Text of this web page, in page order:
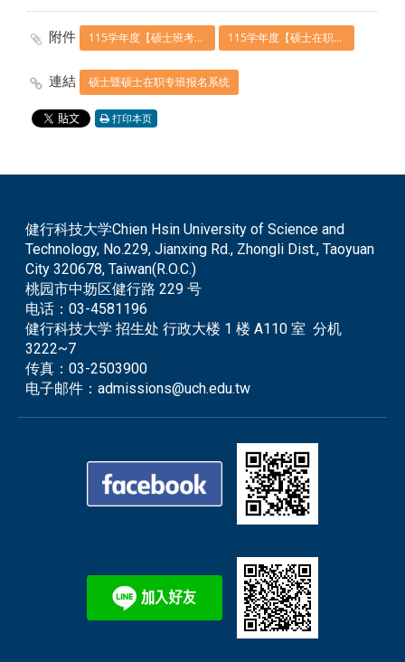
附件 115学年度【硕士班考试入学】招生简章 115学年度【硕士在职专班考试入学】招生简章
連結 硕士暨硕士在职专班报名系统
打印本页
健行科技大学Chien Hsin University of Science and
Technology, No.229, Jianxing Rd., Zhongli Dist., Taoyuan
City 320678, Taiwan(R.O.C.)
桃园市中坜区健行路 229 号
电话：03-4581196
健行科技大学 招生处 行政大楼 1 楼 A110 室 分机
3222~7
传真：03-2503900
电子邮件：admissions@uch.edu.tw